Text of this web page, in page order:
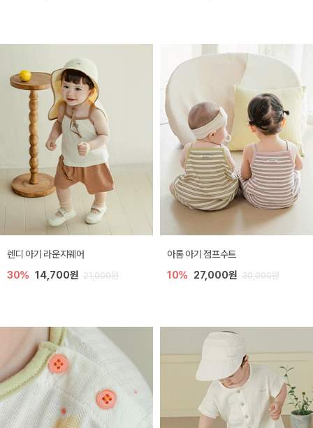
렌디 아기 라운지웨어
30% 14,700원 21,000원
아롬 아기 점프수트
10% 27,000원 30,000원